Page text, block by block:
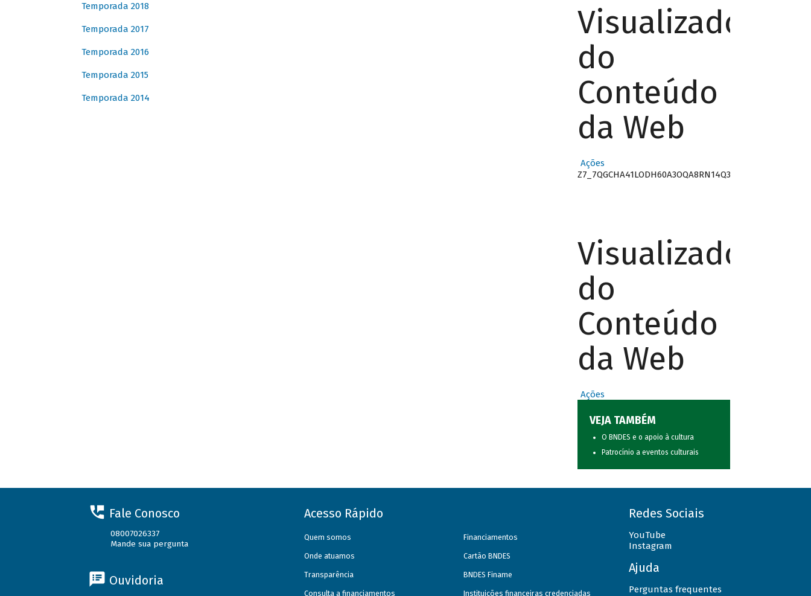
Temporada 2018
Temporada 2017
Temporada 2016
Temporada 2015
Temporada 2014
Visualizador
do
Conteúdo
da Web
Ações
Z7_7QGCHA41LODH60A3OQA8RN14Q3
Visualizador
do
Conteúdo
da Web
Ações
VEJA TAMBÉM
O BNDES e o apoio à cultura
Patrocínio a eventos culturais
Fale Conosco
08007026337
Mande sua pergunta
Ouvidoria
Acesso Rápido
Quem somos
Onde atuamos
Transparência
Consulta a financiamentos
Financiamentos
Cartão BNDES
BNDES Finame
Instituições financeiras credenciadas
Redes Sociais
YouTube
Instagram
Ajuda
Perguntas frequentes